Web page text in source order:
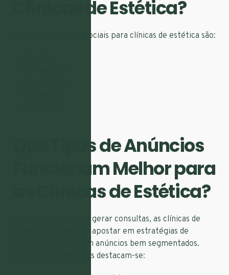
Clínicas de Estética?
As principais redes sociais para clínicas de estética são:
Que Tipos de Anúncios
Funcionam Melhor para
as Clínicas de Estética?
Para atrair clientes e gerar consultas, as clínicas de
estética precisam de apostar em estratégias de
marketing digital com anúncios bem segmentados.
Entre os mais eficazes destacam-se: